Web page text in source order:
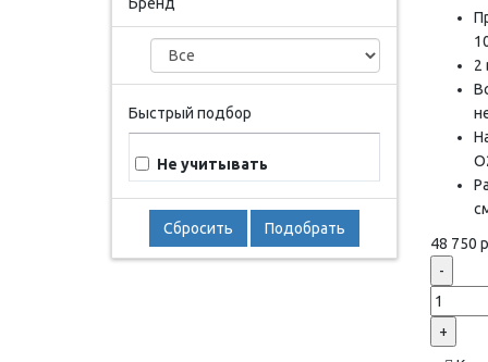
Быстрый подбор
Не учитывать
Сбросить Подобрать
2
48 750
-
+